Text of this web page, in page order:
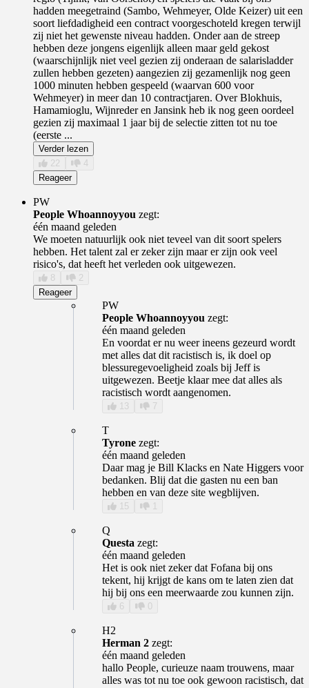
hadden meegetraind (Sambo, Wehmeyer, Olde Keizer) uit een
soort liefdadigheid een contract voorgeschoteld kregen terwijl
zij niet het gewenste niveau hadden. Onder aan de streep
hebben deze jongens eigenlijk alleen maar geld gekost
(waarschijnlijk niet veel gezien zij onderaan de salarisladder
zullen hebben gezeten) aangezien zij gezamenlijk nog geen
1000 minuten hebben gespeeld (waarvan 600 voor
Wehmeyer) in meer dan 10 contractjaren. Over Blokhuis,
Hamamioglu, Wijnreder en Jansink heb ik nog geen oordeel
gezien zij maximaal 1 jaar bij de selectie zitten tot nu toe
(eerste ...
Verder lezen
22
4
Reageer
PW
People Whoannoyyou zegt:
één maand geleden
We moeten natuurlijk ook niet teveel van dit soort spelers
hebben. Het talent zal er zeker zijn maar er zijn ook veel
risico's, dat heeft het verleden ook uitgewezen.
8
2
Reageer
PW
People Whoannoyyou zegt:
één maand geleden
En voordat er nu weer ineens gezeurd wordt
met alles dat dit racistisch is, ik doel op
blessuregevoeligheid zoals bij Jeff is
uitgewezen. Beetje klaar mee dat alles als
racistisch wordt aangenomen.
13 7
T
Tyrone zegt:
één maand geleden
Daar mag je Bill Klacks en Nate Higgers voor
bedanken. Blij dat die gasten nu een ban
hebben en van deze site wegblijven.
15 1
Q
Questa zegt:
één maand geleden
Het is ook niet zeker dat Fofana bij ons
tekent, hij krijgt de kans om te laten zien dat
hij bij ons een meerwaarde zou kunnen zijn.
6 0
H2
Herman 2 zegt:
één maand geleden
hallo People, curieuze naam trouwens, maar
alles was tot nu toe ook gewoon racistisch, dat